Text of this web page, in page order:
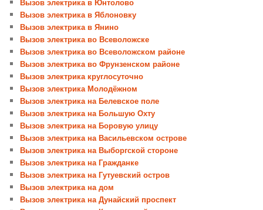
Вызов электрика в Яблоновку
Вызов электрика в Янино
Вызов электрика во Всеволожске
Вызов электрика во Всеволожском районе
Вызов электрика во Фрунзенском районе
Вызов электрика круглосуточно
Вызов электрика Молодёжном
Вызов электрика на Белевское поле
Вызов электрика на Большую Охту
Вызов электрика на Боровую улицу
Вызов электрика на Васильевском острове
Вызов электрика на Выборгской стороне
Вызов электрика на Гражданке
Вызов электрика на Гутуевский остров
Вызов электрика на дом
Вызов электрика на Дунайский проспект